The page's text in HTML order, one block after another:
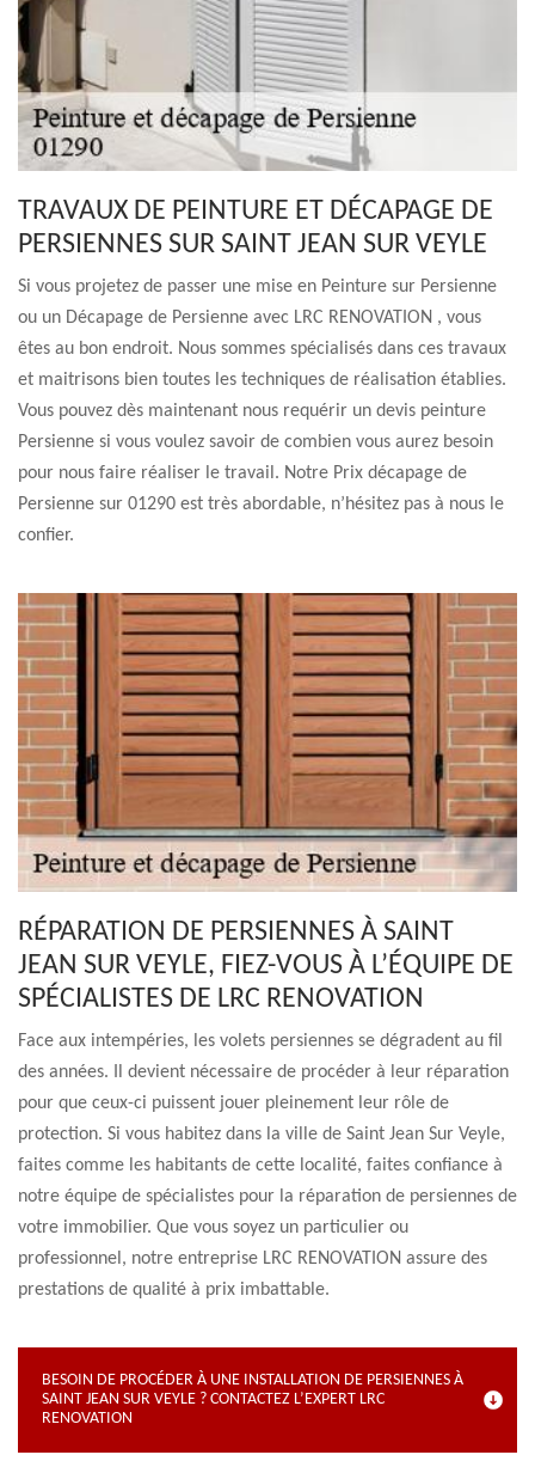
TRAVAUX DE PEINTURE ET DÉCAPAGE DE
PERSIENNES SUR SAINT JEAN SUR VEYLE
Si vous projetez de passer une mise en Peinture sur Persienne
ou un Décapage de Persienne avec LRC RENOVATION , vous
êtes au bon endroit. Nous sommes spécialisés dans ces travaux
et maitrisons bien toutes les techniques de réalisation établies.
Vous pouvez dès maintenant nous requérir un devis peinture
Persienne si vous voulez savoir de combien vous aurez besoin
pour nous faire réaliser le travail. Notre Prix décapage de
Persienne sur 01290 est très abordable, n’hésitez pas à nous le
confier.
RÉPARATION DE PERSIENNES À SAINT
JEAN SUR VEYLE, FIEZ-VOUS À L’ÉQUIPE DE
SPÉCIALISTES DE LRC RENOVATION
Face aux intempéries, les volets persiennes se dégradent au fil
des années. Il devient nécessaire de procéder à leur réparation
pour que ceux-ci puissent jouer pleinement leur rôle de
protection. Si vous habitez dans la ville de Saint Jean Sur Veyle,
faites comme les habitants de cette localité, faites confiance à
notre équipe de spécialistes pour la réparation de persiennes de
votre immobilier. Que vous soyez un particulier ou
professionnel, notre entreprise LRC RENOVATION assure des
prestations de qualité à prix imbattable.
BESOIN DE PROCÉDER À UNE INSTALLATION DE PERSIENNES À
SAINT JEAN SUR VEYLE ? CONTACTEZ L’EXPERT LRC
RENOVATION